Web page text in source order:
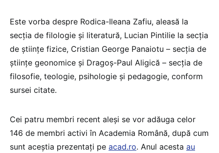
Este vorba despre Rodica-Ileana Zafiu, aleasă la
secția de filologie şi literatură, Lucian Pintilie la secția
de științe fizice, Cristian George Panaiotu – secția de
științe geonomice și Dragoș-Paul Aligică – secția de
filosofie, teologie, psihologie şi pedagogie, conform
sursei citate.
Cei patru membri recent aleși se vor adăuga celor
146 de membri activi în Academia Română, după cum
sunt aceștia prezentați pe acad.ro. Anul acesta au